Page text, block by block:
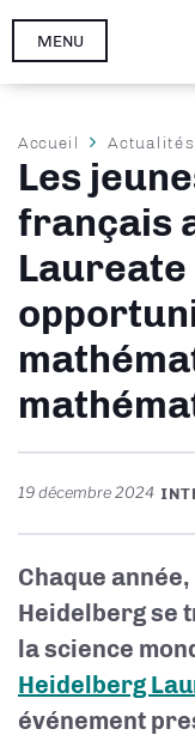
Aller
MENU
Fil
d'Ariane
Accueil Actualités
Les
français
Laureate
19 décembre 2024
Chaque
Heidelberg se
la science
Heidelberg
événement